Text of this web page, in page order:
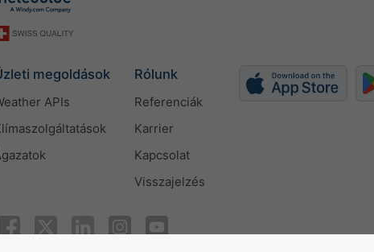
megoldások
APIs
Rólunk
Referenciák
Karrier
Kapcsolat
Visszajelzés